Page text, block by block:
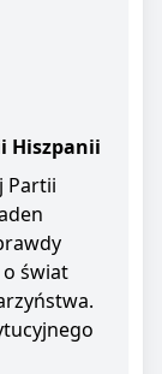
Hiszpanii
Partii
świat